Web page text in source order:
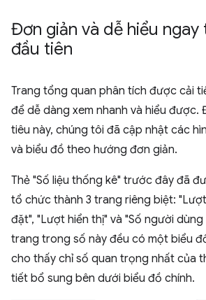
Đơn giản và dễ hiểu ngay
đầu tiên
Trang tổng quan phân tích được cải
để dễ dàng xem nhanh và hiểu được.
tiêu này, chúng tôi đã cập nhật các
và biểu đồ theo hướng đơn giản.
Thẻ "Số liệu thống kê" trước đây đã
tổ chức thành 3 trang riêng biệt:
đặt", "Lượt hiển thị" và "Số người
trang trong số này đều có một biểu
cho thấy chỉ số quan trọng nhất của
tiết bổ sung bên dưới biểu đồ chính.